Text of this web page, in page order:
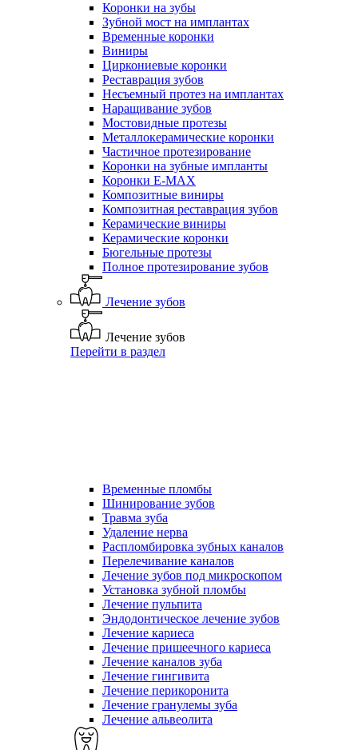
Коронки на зубы
Зубной мост на имплантах
Временные коронки
Виниры
Циркониевые коронки
Реставрация зубов
Несъемный протез на имплантах
Наращивание зубов
Мостовидные протезы
Металлокерамические коронки
Частичное протезирование
Коронки на зубные импланты
Коронки E-MAX
Композитные виниры
Композитная реставрация зубов
Керамические виниры
Керамические коронки
Бюгельные протезы
Полное протезирование зубов
Лечение зубов
Лечение зубов
Перейти в раздел
Временные пломбы
Шинирование зубов
Травма зуба
Удаление нерва
Распломбировка зубных каналов
Перелечивание каналов
Лечение зубов под микроскопом
Установка зубной пломбы
Лечение пульпита
Эндодонтическое лечение зубов
Лечение кариеса
Лечение пришеечного кариеса
Лечение каналов зуба
Лечение гингивита
Лечение перикоронита
Лечение гранулемы зуба
Лечение альвеолита